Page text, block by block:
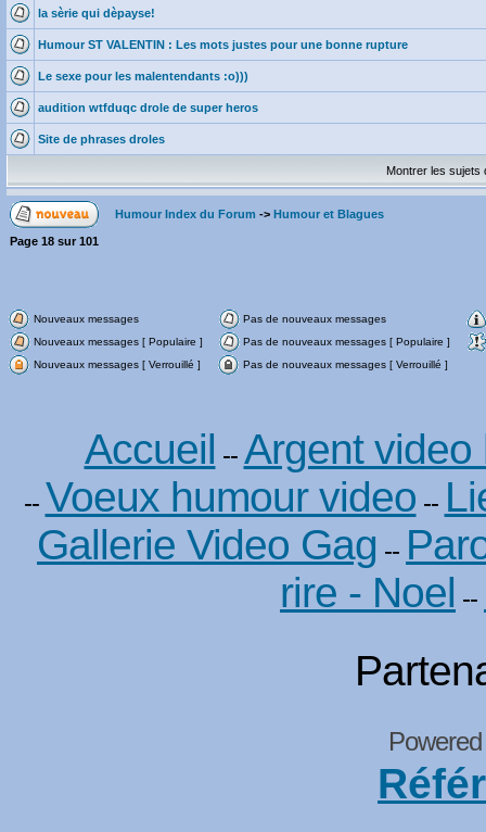
la sèrie qui dèpayse!
Humour ST VALENTIN : Les mots justes pour une bonne rupture
Le sexe pour les malentendants :o)))
audition wtfduqc drole de super heros
Site de phrases droles
Montrer les sujets
Humour Index du Forum -> Humour et Blagues
Page 18 sur 101
Nouveaux messages
Pas de nouveaux messages
Nouveaux messages [ Populaire ]
Pas de nouveaux messages [ Populaire ]
Nouveaux messages [ Verrouillé ]
Pas de nouveaux messages [ Verrouillé ]
Accueil -- Argent video
-- Voeux humour video --
Gallerie Video Gag --
rire - Noel --